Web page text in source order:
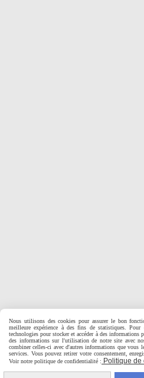
Nous utilisons des cookies pour assurer le bon
meilleure expérience à des fins de statistiques.
technologies pour stocker et accéder à des informations
des informations sur l'utilisation de notre site avec
combiner celles-ci avec d'autres informations que
services. Vous pouvez retirer votre consentement,
Voir notre politique de confidentialité : Politique de